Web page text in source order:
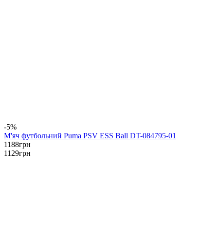
-5%
М'яч футбольний Puma PSV ESS Ball DT-084795-01
1188грн
1129грн